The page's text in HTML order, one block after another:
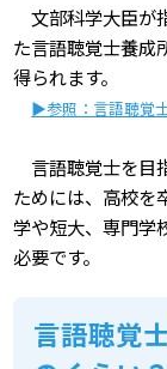
文部科学大臣が
た言語聴覚士養成
得られます。
▶参照：言語聴覚
言語聴覚士を目
ためには、高校を
学や短大、専門学
必要です。
言語聴覚